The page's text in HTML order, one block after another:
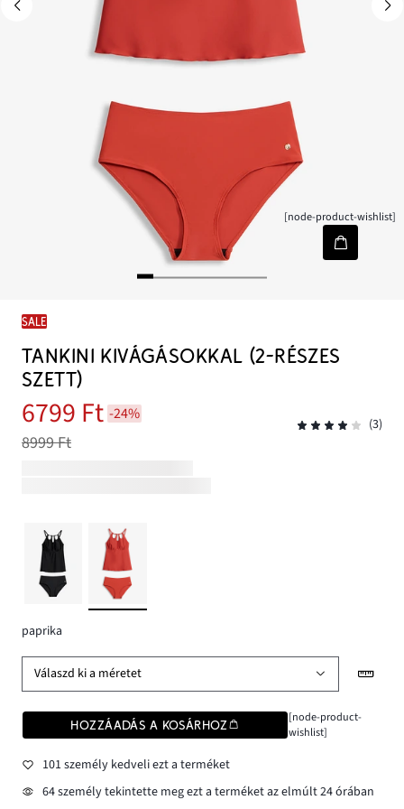
[node-product-wishlist]
SALE
TANKINI KIVÁGÁSOKKAL (2-RÉSZES
SZETT)
6799 Ft -24%
8999 Ft
(3)
paprika
Válaszd ki a méretet
HOZZÁADÁS A KOSÁRHOZ
[node-product-
wishlist]
101 személy kedveli ezt a terméket
64 személy tekintette meg ezt a terméket az elmúlt 24 órában